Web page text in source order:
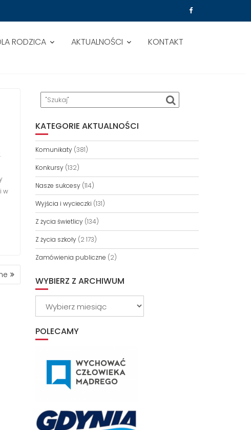
RODZICA AKTUALNOŚCI KONTAKT
w
KATEGORIE AKTUALNOŚCI
Komunikaty(381)
Konkursy(132)
Nasze sukcesy(114)
Wyjścia i wycieczki (131)
Z życia świetlicy(134)
Z życia szkoły(2 173)
Zamówienia publiczne (2)
WYBIERZ Z ARCHIWUM
POLECAMY